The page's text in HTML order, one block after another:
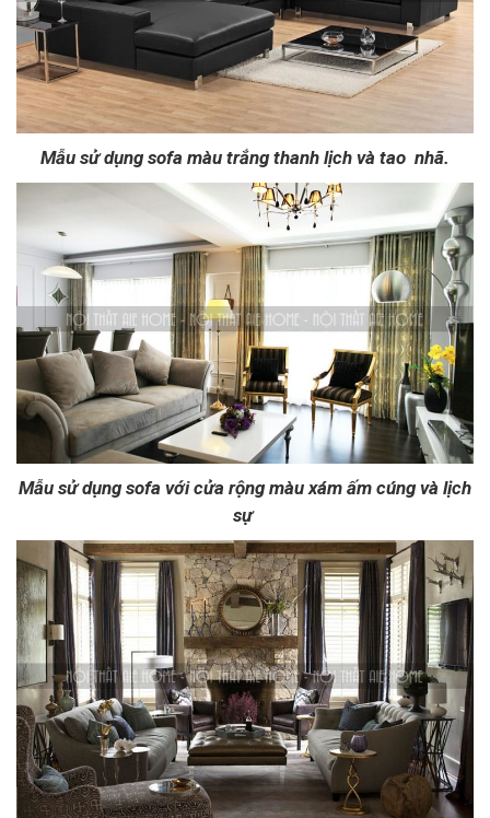
Mẫu sử dụng sofa màu trắng thanh lịch và tao nhã.
Mẫu sử dụng sofa với cửa rộng màu xám ấm cúng và lịch
sự